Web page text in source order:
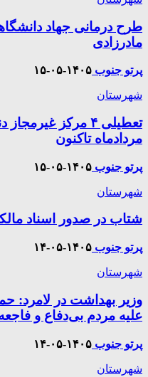
طرح درمانی جهاد
مادرزادی
پرتو جنوب ۱۴۰۵-۰۵-۱۵
شهرستان
تعطیلی ۴ مرکز
مردادماه تاکنون
پرتو جنوب ۱۴۰۵-۰۵-۱۵
شهرستان
شتاب در صدور اسناد
پرتو جنوب ۱۴۰۵-۰۵-۱۴
شهرستان
وزیر بهداشت در لامرد:
علیه مردم بی‌دفاع و
پرتو جنوب ۱۴۰۵-۰۵-۱۴
شهرستان